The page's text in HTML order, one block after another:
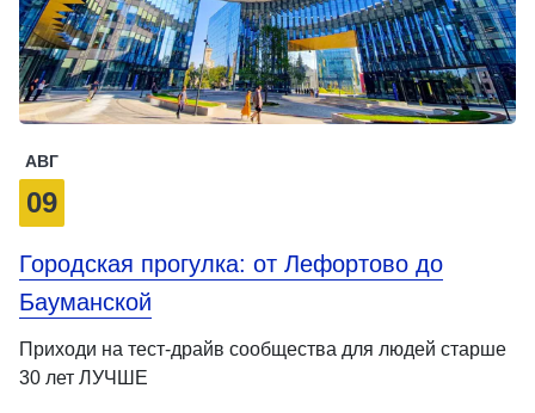
АВГ
09
Городская прогулка: от Лефортово до
Бауманской
Приходи на тест-драйв сообщества для людей старше
30 лет ЛУЧШЕ